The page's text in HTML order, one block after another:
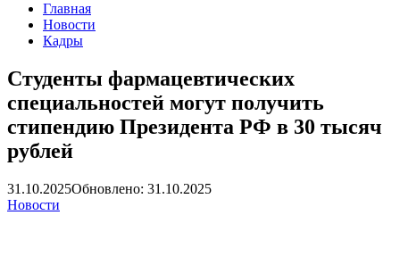
Главная
Новости
Кадры
Студенты фармацевтических
специальностей могут получить
стипендию Президента РФ в 30 тысяч
рублей
31.10.2025Обновлено: 31.10.2025
Новости